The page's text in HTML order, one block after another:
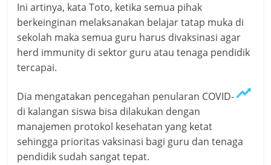
Ini artinya, kata Toto, ketika semua pihak
berkeinginan melaksanakan belajar tatap muka di
sekolah maka semua guru harus divaksinasi agar
herd immunity di sektor guru atau tenaga pendidik
tercapai.
Dia mengatakan pencegahan penularan COVID-19
di kalangan siswa bisa dilakukan dengan
manajemen protokol kesehatan yang ketat
sehingga prioritas vaksinasi bagi guru dan tenaga
pendidik sudah sangat tepat.